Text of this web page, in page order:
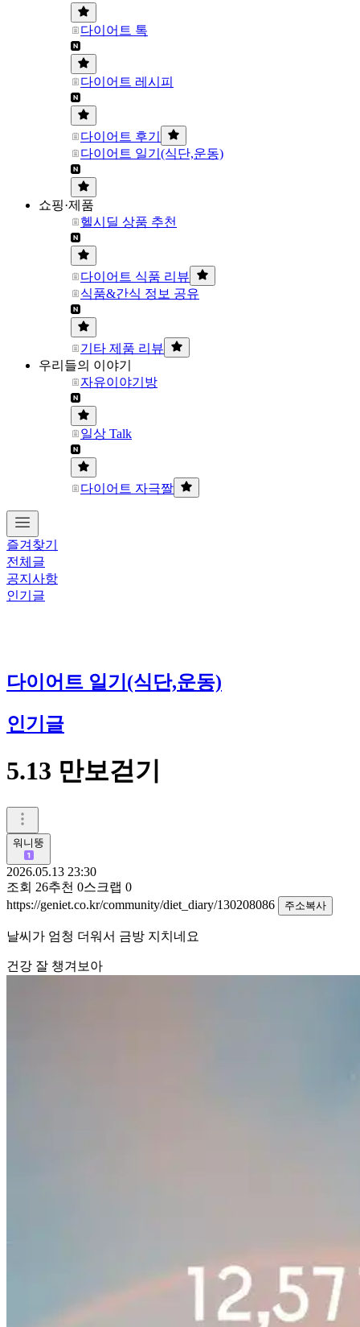
다이어트 톡
다이어트 레시피
다이어트 후기
다이어트 일기(식단,운동)
쇼핑·제품
헬시딜 상품 추천
다이어트 식품 리뷰
식품&간식 정보 공유
기타 제품 리뷰
우리들의 이야기
자유이야기방
일상 Talk
다이어트 자극짤
즐겨찾기
전체글
공지사항
인기글
다이어트 일기(식단,운동)
인기글
5.13 만보걷기
워니뚱
2026.05.13 23:30
조회 26추천 0스크랩 0
https://geniet.co.kr/community/diet_diary/130208086
주소복사
날씨가 엄청 더워서 금방 지치네요
건강 잘 챙겨보아